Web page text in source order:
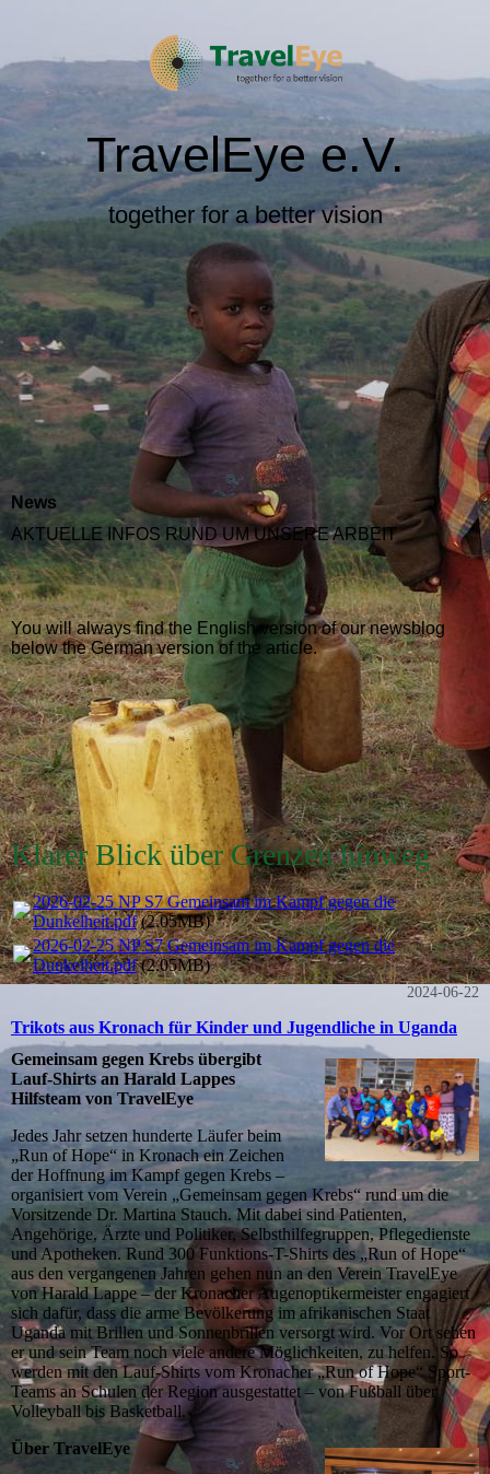
TravelEye e.V.
together for a better vision
News
AKTUELLE INFOS RUND UM UNSERE ARBEIT
You will always find the English version of our newsblog
below the German version of the article.
Klarer Blick über Grenzen hinweg
2026-02-25 NP S7 Gemeinsam im Kampf gegen die
Dunkelheit.pdf(2.05MB)
2026-02-25 NP S7 Gemeinsam im Kampf gegen die
Dunkelheit.pdf(2.05MB)
2024-06-22
Trikots aus Kronach für Kinder und Jugendliche in Uganda
Gemeinsam gegen Krebs übergibt
Lauf-Shirts an Harald Lappes
Hilfsteam von TravelEye
Jedes Jahr setzen hunderte Läufer beim
„Run of Hope“ in Kronach ein Zeichen
der Hoffnung im Kampf gegen Krebs –
organisiert vom Verein „Gemeinsam gegen Krebs“ rund um die
Vorsitzende Dr. Martina Stauch. Mit dabei sind Patienten,
Angehörige, Ärzte und Politiker, Selbsthilfegruppen, Pflegedienste
und Apotheken. Rund 300 Funktions-T-Shirts des „Run of Hope“
aus den vergangenen Jahren gehen nun an den Verein TravelEye
von Harald Lappe – der Kronacher Augenoptikermeister engagiert
sich dafür, dass die arme Bevölkerung im afrikanischen Staat
Uganda mit Brillen und Sonnenbrillen versorgt wird. Vor Ort sehen
er und sein Team noch viele andere Möglichkeiten, zu helfen. So
werden mit den Lauf-Shirts vom Kronacher „Run of Hope“ Sport-
Teams an Schulen der Region ausgestattet – von Fußball über
Volleyball bis Basketball.
Über TravelEye